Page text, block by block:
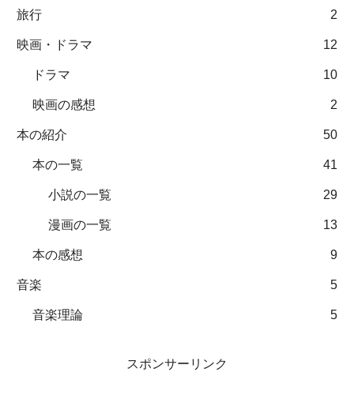
旅行 2
映画・ドラマ 12
ドラマ 10
映画の感想 2
本の紹介 50
本の一覧 41
小説の一覧 29
漫画の一覧 13
本の感想 9
音楽 5
音楽理論 5
スポンサーリンク